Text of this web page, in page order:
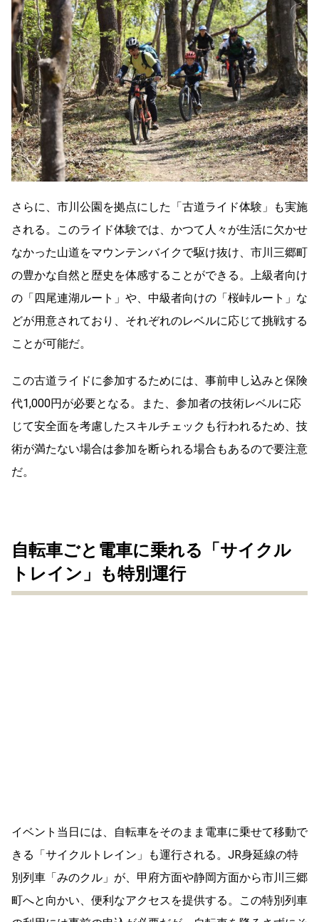
さらに、市川公園を拠点にした「古道ライド体験」も実施
される。このライド体験では、かつて人々が生活に欠かせ
なかった山道をマウンテンバイクで駆け抜け、市川三郷町
の豊かな自然と歴史を体感することができる。上級者向け
の「四尾連湖ルート」や、中級者向けの「桜峠ルート」な
どが用意されており、それぞれのレベルに応じて挑戦する
ことが可能だ。
この古道ライドに参加するためには、事前申し込みと保険
代1,000円が必要となる。また、参加者の技術レベルに応
じて安全面を考慮したスキルチェックも行われるため、技
術が満たない場合は参加を断られる場合もあるので要注意
だ。
自転車ごと電車に乗れる「サイクル
トレイン」も特別運行
イベント当日には、自転車をそのまま電車に乗せて移動で
きる「サイクルトレイン」も運行される。JR身延線の特
別列車「みのクル」が、甲府方面や静岡方面から市川三郷
町へと向かい、便利なアクセスを提供する。この特別列車